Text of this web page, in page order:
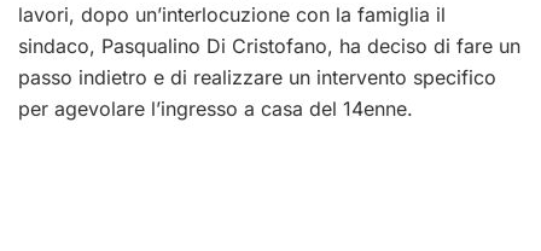
lavori, dopo un’interlocuzione con la famiglia il
sindaco, Pasqualino Di Cristofano, ha deciso di fare un
passo indietro e di realizzare un intervento specifico
per agevolare l’ingresso a casa del 14enne.